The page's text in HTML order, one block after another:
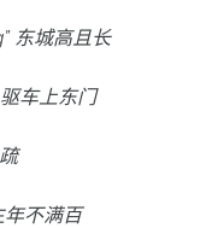
东城高且长
驱车上东门
年不满百